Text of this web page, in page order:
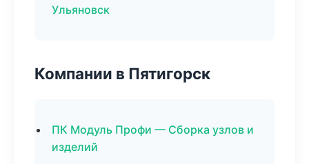
Ульяновск
Компании в Пятигорск
ПК Модуль Профи — Сборка узлов и
изделий